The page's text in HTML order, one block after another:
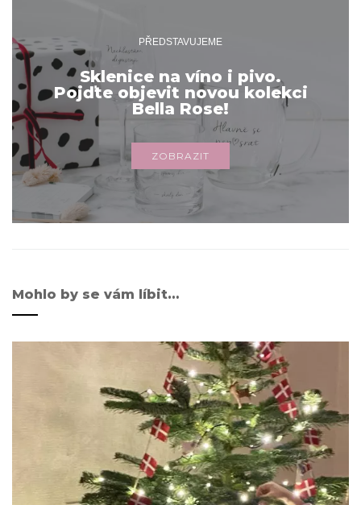
PŘEDSTAVUJEME
Sklenice na víno i pivo.
Pojďte objevit novou kolekci
Bella Rose!
ZOBRAZIT
Mohlo by se vám líbit…